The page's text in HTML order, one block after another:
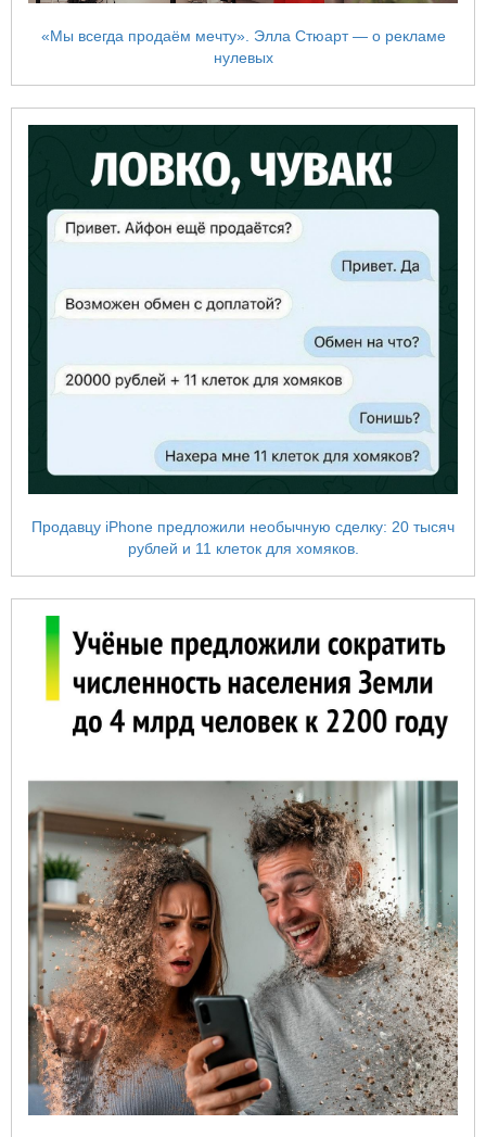
«Мы всегда продаём мечту». Элла Стюарт — о рекламе
нулевых
Продавцу iPhone предложили необычную сделку: 20 тысяч
рублей и 11 клеток для хомяков.